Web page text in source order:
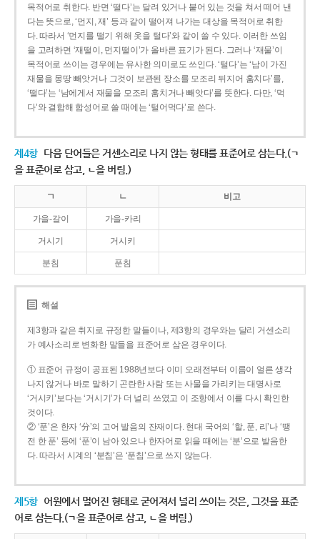
목적어로 취한다. 반면 ‘떨다’는 달려 있거나 붙어 있는 것을 쳐서 떼어 낸
다는 뜻으로, ‘먼지, 재’ 등과 같이 떨어져 나가는 대상을 목적어로 취한
다. 따라서 ‘먼지를 떨기 위해 옷을 털다’와 같이 쓸 수 있다. 이러한 쓰임
을 고려하면 ‘재떨이, 먼지떨이’가 올바른 표기가 된다. 그러나 ‘재물’이
목적어로 쓰이는 경우에는 유사한 의미로도 쓰인다. ‘털다’는 ‘남이 가진
재물을 몽땅 빼앗거나 그것이 보관된 장소를 모조리 뒤지어 훔치다’를,
‘떨다’는 ‘남에게서 재물을 모조리 훔치거나 빼앗다’를 뜻한다. 다만, ‘먹
다’와 결합해 합성어로 쓸 때에는 ‘털어먹다’로 쓴다.
제4항 다음 단어들은 거센소리로 나지 않는 형태를 표준어로 삼는다.(ㄱ
을 표준어로 삼고, ㄴ을 버림.)
ㄱ ㄴ 비고
가을-갈이 가을-카리
거시기 거시키
분침 푼침
해설
제3항과 같은 취지로 규정한 말들이나, 제3항의 경우와는 달리 거센소리
가 예사소리로 변화한 말들을 표준어로 삼은 경우이다.
① 표준어 규정이 공표된 1988년보다 이미 오래전부터 이름이 얼른 생각
나지 않거나 바로 말하기 곤란한 사람 또는 사물을 가리키는 대명사로
‘거시키’보다는 ‘거시기’가 더 널리 쓰였고 이 조항에서 이를 다시 확인한
것이다.
② ‘푼’은 한자 ‘分’의 고어 발음의 잔재이다. 현대 국어의 ‘할, 푼, 리’나 ‘땡
전 한 푼’ 등에 ‘푼’이 남아 있으나 한자어로 읽을 때에는 ‘분’으로 발음한
다. 따라서 시계의 ‘분침’은 ‘푼침’으로 쓰지 않는다.
제5항 어원에서 멀어진 형태로 굳어져서 널리 쓰이는 것은, 그것을 표준
어로 삼는다.(ㄱ을 표준어로 삼고, ㄴ을 버림.)